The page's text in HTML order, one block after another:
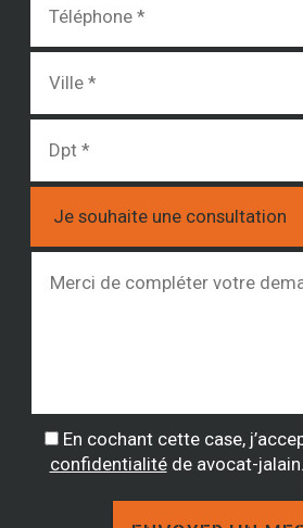
En cochant cette case,
confidentialitéde avocat-